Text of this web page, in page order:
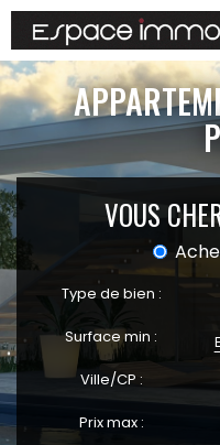
VOUS
Type de bien :
Surface min :
Ville/CP :
Prix max :